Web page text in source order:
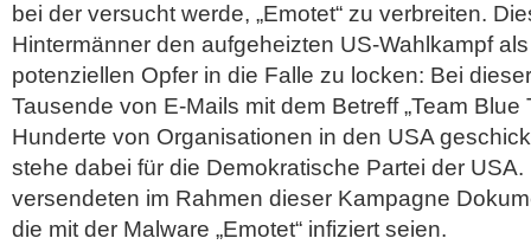
bei der versucht werde, „Emotet“ zu verbreiten.
Hintermänner den aufgeheizten US-Wahlkampf
potenziellen Opfer in die Falle zu locken: Bei
Tausende von E-Mails mit dem Betreff „Team Blue
Hunderte von Organisationen in den USA
stehe dabei für die Demokratische Partei der USA.
versendeten im Rahmen dieser Kampagne
die mit der Malware „Emotet“ infiziert seien.